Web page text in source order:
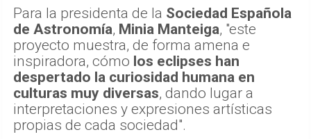
Para la presidenta de la Sociedad Española
de Astronomía, Minia Manteiga, "este
proyecto muestra, de forma amena e
inspiradora, cómo los eclipses han
despertado la curiosidad humana en
culturas muy diversas, dando lugar a
interpretaciones y expresiones artísticas
propias de cada sociedad".